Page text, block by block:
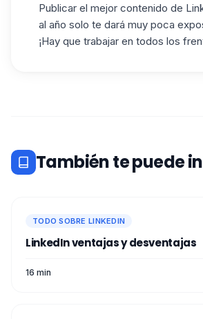
Publicar el mejor contenido de
al año solo te dará muy poca
¡Hay que trabajar en todos los
También te puede
TODO SOBRE LINKEDIN
LinkedIn ventajas y desventajas
16 min